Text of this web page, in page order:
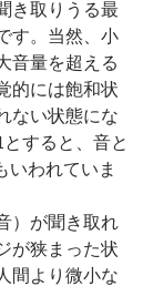
き取りうる最
す。当然、小
音量を超える
的には飽和状
ない状態にな
すると、音と
いわれていま
）が聞き取れ
が狭まった状
間より微小な